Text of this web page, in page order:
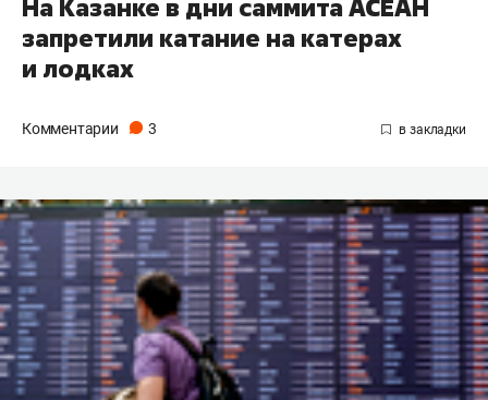
На Казанке в дни саммита АСЕАН
запретили катание на катерах
и лодках
Комментарии 3